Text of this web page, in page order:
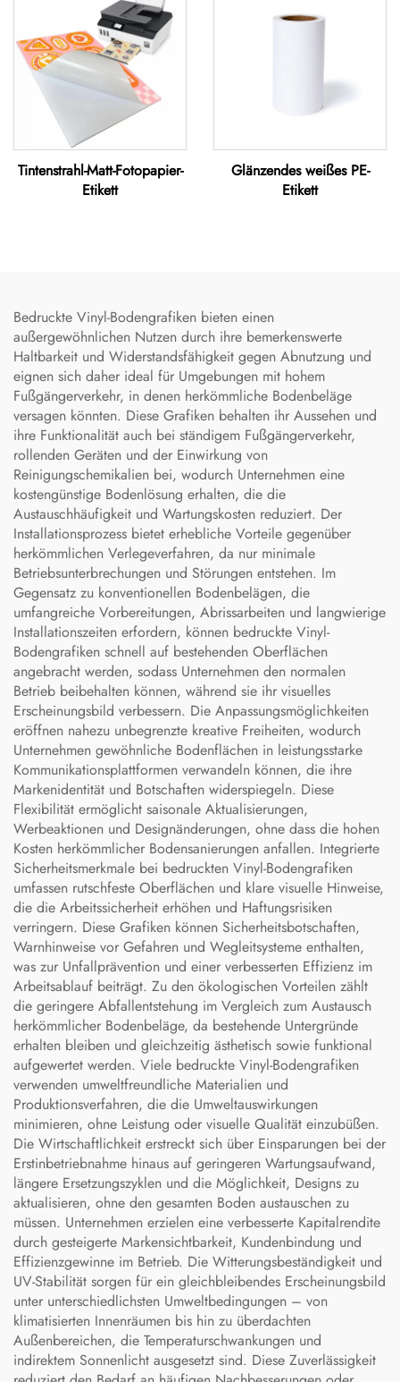
Tintenstrahl-Matt-Fotopapier-
Etikett
Glänzendes weißes PE-
Etikett
Bedruckte Vinyl-Bodengrafiken bieten einen
außergewöhnlichen Nutzen durch ihre bemerkenswerte
Haltbarkeit und Widerstandsfähigkeit gegen Abnutzung und
eignen sich daher ideal für Umgebungen mit hohem
Fußgängerverkehr, in denen herkömmliche Bodenbeläge
versagen könnten. Diese Grafiken behalten ihr Aussehen und
ihre Funktionalität auch bei ständigem Fußgängerverkehr,
rollenden Geräten und der Einwirkung von
Reinigungschemikalien bei, wodurch Unternehmen eine
kostengünstige Bodenlösung erhalten, die die
Austauschhäufigkeit und Wartungskosten reduziert. Der
Installationsprozess bietet erhebliche Vorteile gegenüber
herkömmlichen Verlegeverfahren, da nur minimale
Betriebsunterbrechungen und Störungen entstehen. Im
Gegensatz zu konventionellen Bodenbelägen, die
umfangreiche Vorbereitungen, Abrissarbeiten und langwierige
Installationszeiten erfordern, können bedruckte Vinyl-
Bodengrafiken schnell auf bestehenden Oberflächen
angebracht werden, sodass Unternehmen den normalen
Betrieb beibehalten können, während sie ihr visuelles
Erscheinungsbild verbessern. Die Anpassungsmöglichkeiten
eröffnen nahezu unbegrenzte kreative Freiheiten, wodurch
Unternehmen gewöhnliche Bodenflächen in leistungsstarke
Kommunikationsplattformen verwandeln können, die ihre
Markenidentität und Botschaften widerspiegeln. Diese
Flexibilität ermöglicht saisonale Aktualisierungen,
Werbeaktionen und Designänderungen, ohne dass die hohen
Kosten herkömmlicher Bodensanierungen anfallen. Integrierte
Sicherheitsmerkmale bei bedruckten Vinyl-Bodengrafiken
umfassen rutschfeste Oberflächen und klare visuelle Hinweise,
die die Arbeitssicherheit erhöhen und Haftungsrisiken
verringern. Diese Grafiken können Sicherheitsbotschaften,
Warnhinweise vor Gefahren und Wegleitsysteme enthalten,
was zur Unfallprävention und einer verbesserten Effizienz im
Arbeitsablauf beiträgt. Zu den ökologischen Vorteilen zählt
die geringere Abfallentstehung im Vergleich zum Austausch
herkömmlicher Bodenbeläge, da bestehende Untergründe
erhalten bleiben und gleichzeitig ästhetisch sowie funktional
aufgewertet werden. Viele bedruckte Vinyl-Bodengrafiken
verwenden umweltfreundliche Materialien und
Produktionsverfahren, die die Umweltauswirkungen
minimieren, ohne Leistung oder visuelle Qualität einzubüßen.
Die Wirtschaftlichkeit erstreckt sich über Einsparungen bei der
Erstinbetriebnahme hinaus auf geringeren Wartungsaufwand,
längere Ersetzungszyklen und die Möglichkeit, Designs zu
aktualisieren, ohne den gesamten Boden austauschen zu
müssen. Unternehmen erzielen eine verbesserte Kapitalrendite
durch gesteigerte Markensichtbarkeit, Kundenbindung und
Effizienzgewinne im Betrieb. Die Witterungsbeständigkeit und
UV-Stabilität sorgen für ein gleichbleibendes Erscheinungsbild
unter unterschiedlichsten Umweltbedingungen – von
klimatisierten Innenräumen bis hin zu überdachten
Außenbereichen, die Temperaturschwankungen und
indirektem Sonnenlicht ausgesetzt sind. Diese Zuverlässigkeit